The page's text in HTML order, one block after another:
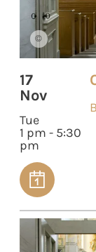
©
17
Nov
Tue
1 pm - 5:30
pm